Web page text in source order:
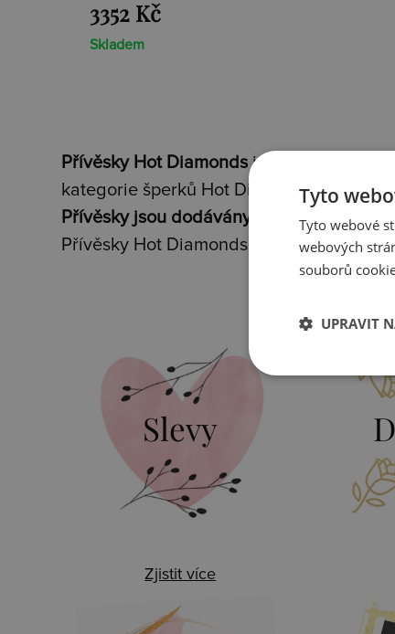
2659 Kč
Skladem
Přívěsky Hot Diamondsjsou nádherné
kategorie šperků Hot Diamonds.
Přívěsky jsou dodávány vždy s
Přívěsky Hot Diamonds obsahují dvě
Slevy
Zjistit více
Tyto
Tyto webové
webových
souborů
UPRAVIT